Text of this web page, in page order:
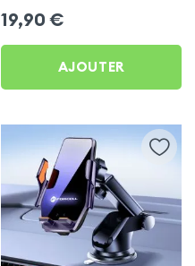
Huawei Pura 70 Pro
19,90 €
AJOUTER